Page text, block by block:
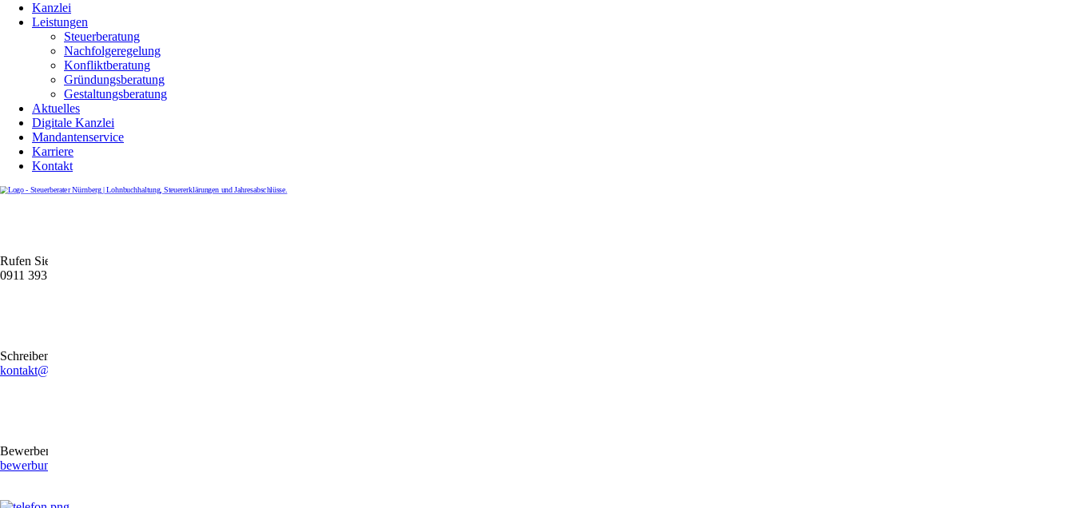
Kanzlei
Leistungen
Steuerberatung
Nachfolgeregelung
Konfliktberatung
Gründungsberatung
Gestaltungsberatung
Aktuelles
Digitale Kanzlei
Mandantenservice
Karriere
Kontakt
Rufen Sie uns gerne an
0911 39372790
Schreiben Sie uns gerne eine E-Mail
kontakt@stb-becker-zeiler.de
Bewerben Sie sich online oder per E-Mail
bewerbung@stb-becker-zeiler.de